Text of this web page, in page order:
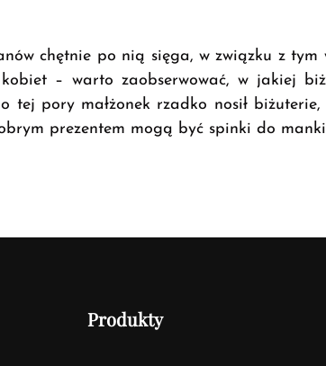
chętnie po nią sięga, w związku z
– warto zaobserwować, w jakiej
tej pory małżonek rzadko nosił
prezentem mogą być spinki do
Produkty